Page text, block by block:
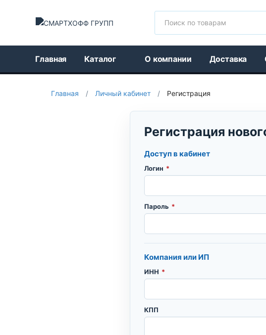
Главная Каталог О компании Доставка
Главная / Личный кабинет / Регистрация
Регистрация
Доступ в кабинет
Логин *
Пароль *
Компания или ИП
ИНН *
КПП